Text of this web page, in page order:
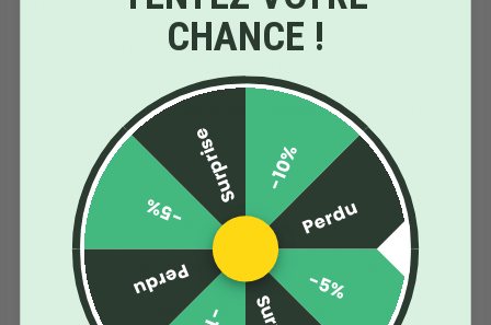
Une portion raisonnable est estimée à une à deux cuillères
à café, soit environ 10 à 20 mg de CBD par prise (le pot
contient 100 mg au total). Commencez par une cuillère à
observez votre ressenti sur 1 à 2 heures avant d'ajuster.
La recommandation générale ne dépasse pas 50 mg de
CBD par jour selon les autorités européennes de sécurité
alimentaire.
Les moments les plus adaptés : le matin sur une tartine
pour démarrer la journée avec douceur, au goûter pour
une pause gourmande de milieu d'après-midi, ou en soirée
à la cuillère comme petite douceur avant de passer en
mode repos. Elle se marie naturellement avec le café, le
thé et les infusions CBD — pourquoi ne pas associer une
tisane de notre
sélection d'infusions CBD
à une tartine
CHANCE !
-10%
Perdu
-5%
Perdu
-5%
Surprise